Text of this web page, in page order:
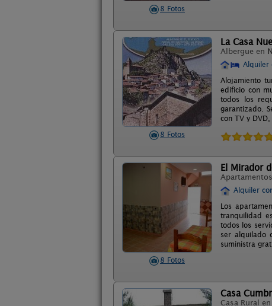
8 Fotos
8 Fotos
La Casa
Albergue en
Alquiler
Alojamiento
edificio con
todos los
garantizado.
con TV y
8 Fotos
El Mirador
Alquiler
Los
tranquilidad
todos los
ser alquilado
suministra
Casa
Casa Rural en